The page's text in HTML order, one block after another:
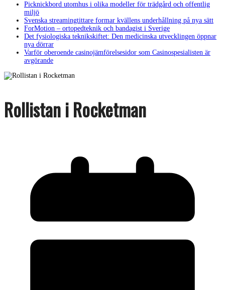
Picknickbord utomhus i olika modeller för trädgård och offentlig
miljö
Svenska streamingtittare formar kvällens underhållning på nya sätt
ForMotion – ortopedteknik och bandagist i Sverige
Det fysiologiska teknikskiftet: Den medicinska utvecklingen öppnar
nya dörrar
Varför oberoende casinojämförelsesidor som Casinospesialisten är
avgörande
Rollistan i Rocketman